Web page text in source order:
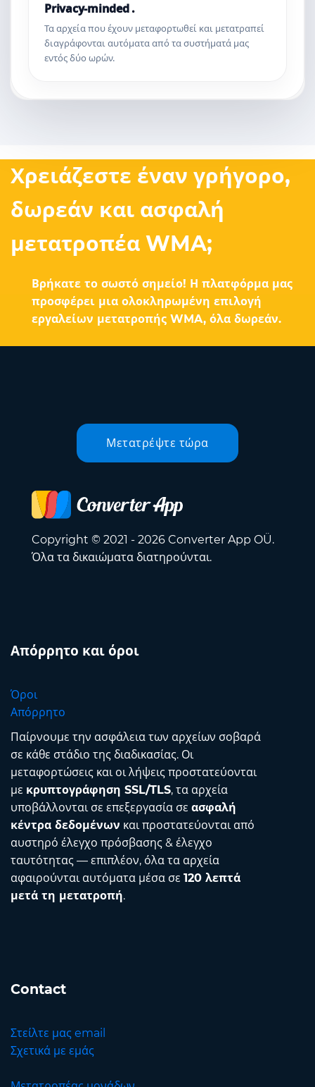
Privacy-minded .
Τα αρχεία που έχουν μεταφορτωθεί και μετατραπεί
διαγράφονται αυτόματα από τα συστήματά μας
εντός δύο ωρών.
Χρειάζεστε έναν γρήγορο,
δωρεάν και ασφαλή
μετατροπέα WMA;
Βρήκατε το σωστό σημείο! Η πλατφόρμα μας
προσφέρει μια ολοκληρωμένη επιλογή
εργαλείων μετατροπής WMA, όλα δωρεάν.
Μετατρέψτε τώρα
Copyright © 2021 - 2026 Converter App OÜ.
Όλα τα δικαιώματα διατηρούνται.
Απόρρητο και όροι
Όροι
Απόρρητο
Παίρνουμε την ασφάλεια των αρχείων σοβαρά
σε κάθε στάδιο της διαδικασίας. Οι
μεταφορτώσεις και οι λήψεις προστατεύονται
με κρυπτογράφηση SSL/TLS, τα αρχεία
υποβάλλονται σε επεξεργασία σε ασφαλή
κέντρα δεδομένων και προστατεύονται από
αυστηρό έλεγχο πρόσβασης & έλεγχο
ταυτότητας — επιπλέον, όλα τα αρχεία
αφαιρούνται αυτόματα μέσα σε 120 λεπτά
μετά τη μετατροπή.
Contact
Στείλτε μας email
Σχετικά με εμάς